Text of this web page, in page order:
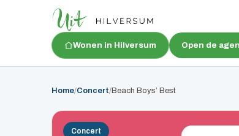
Wonen in Hilversum Open de
Home/Concert/Beach Boys’ Best
Concert